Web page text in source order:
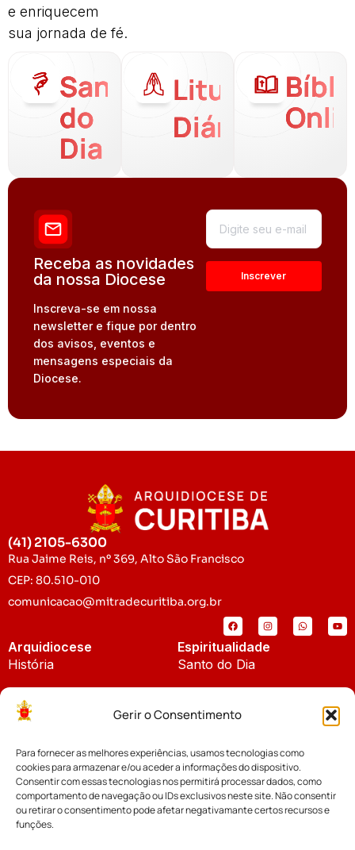
Gerir o Consentimento
Para fornecer as melhores experiências, usamos tecnologias como
cookies para armazenar e/ou aceder a informações do dispositivo.
Consentir com essas tecnologias nos permitirá processar dados, como
comportamento de navegação ou IDs exclusivos neste site. Não consentir
ou retirar o consentimento pode afetar negativamante certos recursos e
funções.
e enriquecem
sua jornada de fé.
Santo
do
Dia
Liturgia
Diária
Receba as novidades
da nossa Diocese
Inscreva-se em nossa
newsletter e fique por dentro
dos avisos, eventos e
mensagens especiais da
Diocese.
(41) 2105-6300
Rua Jaime Reis, nº 369, Alto São Francisco
CEP: 80.510-010
comunicacao@mitradecuritiba.org.br
Arquidiocese
História
Padroeira
Espiritualidade
Santo do Dia
Notícias
Notícias da Arquidiocese
Notícias Cáritas
Cúria Diocesana
Fundo Diocesano